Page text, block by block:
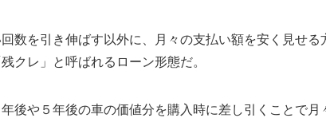
数を引き伸ばす以外に、月々の支払い額を安く見せる
クレ」と呼ばれるローン形態だ。
後や５年後の車の価値分を購入時に差し引くことで月